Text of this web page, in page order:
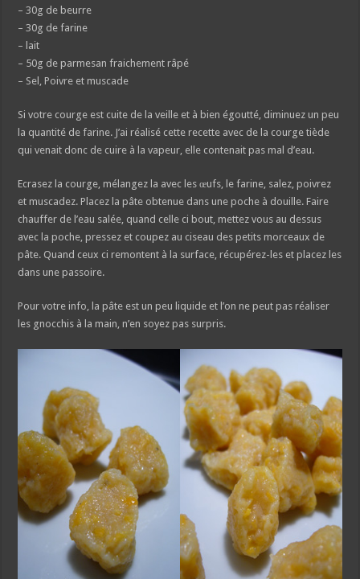
– 30g de beurre
– 30g de farine
– lait
– 50g de parmesan fraichement râpé
– Sel, Poivre et muscade
Si votre courge est cuite de la veille et à bien égoutté, diminuez un peu
la quantité de farine. J’ai réalisé cette recette avec de la courge tiède
qui venait donc de cuire à la vapeur, elle contenait pas mal d’eau.
Ecrasez la courge, mélangez la avec les œufs, le farine, salez, poivrez
et muscadez. Placez la pâte obtenue dans une poche à douille. Faire
chauffer de l’eau salée, quand celle ci bout, mettez vous au dessus
avec la poche, pressez et coupez au ciseau des petits morceaux de
pâte. Quand ceux ci remontent à la surface, récupérez-les et placez les
dans une passoire.
Pour votre info, la pâte est un peu liquide et l’on ne peut pas réaliser
les gnocchis à la main, n’en soyez pas surpris.